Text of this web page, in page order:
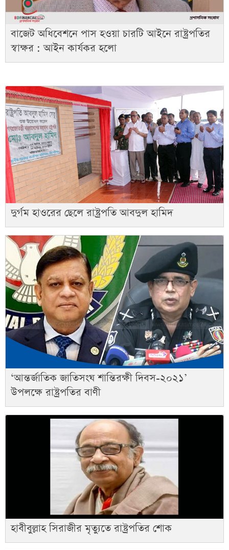
বাজেট অধিবেশনে পাস হওয়া চারটি আইনে রাষ্ট্রপতির
স্বাক্ষর : আইন কার্যকর হলো
দুর্গম হাওরের ছেলে রাষ্ট্রপতি আবদুল হামিদ
‘আন্তর্জাতিক জাতিসংঘ শান্তিরক্ষী দিবস-২০২১’
উপলক্ষে রাষ্ট্রপতির বাণী
হাবীবুল্লাহ সিরাজীর মৃত্যুতে রাষ্ট্রপতির শোক